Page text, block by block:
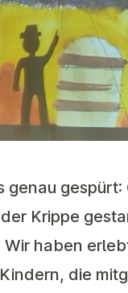
genau
Krippe
Wir haben
die